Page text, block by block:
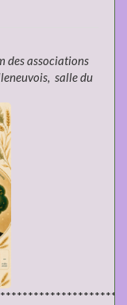
des associations
salle du